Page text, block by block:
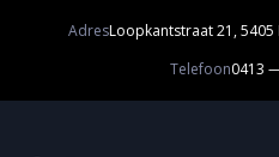
AdresLoopkantstraat 21, 5405
Telefoon0413